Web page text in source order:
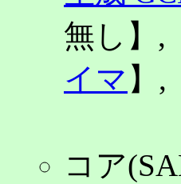
無し】,
イマ 】,
コア